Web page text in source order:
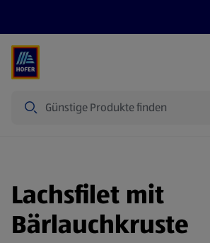
Lachsfilet mit
Bärlauchkruste